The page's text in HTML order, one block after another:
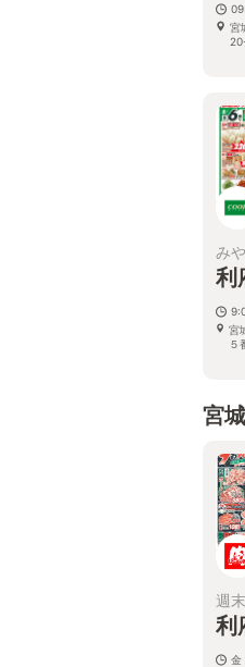
宮
み
利
宮
５
宮
週
利
金